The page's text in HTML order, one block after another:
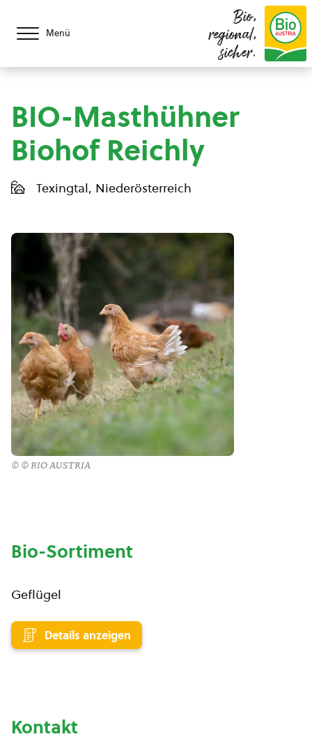
Menü
Bio,
regional,
sicher.
BIO-Masthühner
Biohof Reichly
Texingtal, Niederösterreich
© © BIO AUSTRIA
Bio-Sortiment
Geflügel
Details anzeigen
Kontakt